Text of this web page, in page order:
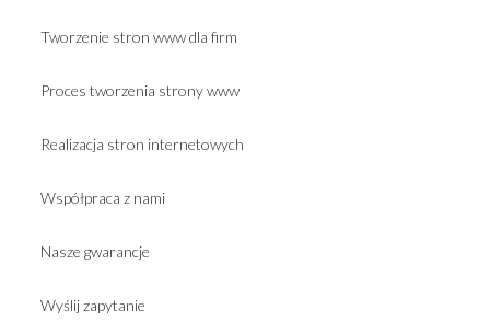
Tworzenie stron www dla firm
Proces tworzenia strony www
Realizacja stron internetowych
Współpraca z nami
Nasze gwarancje
Wyślij zapytanie